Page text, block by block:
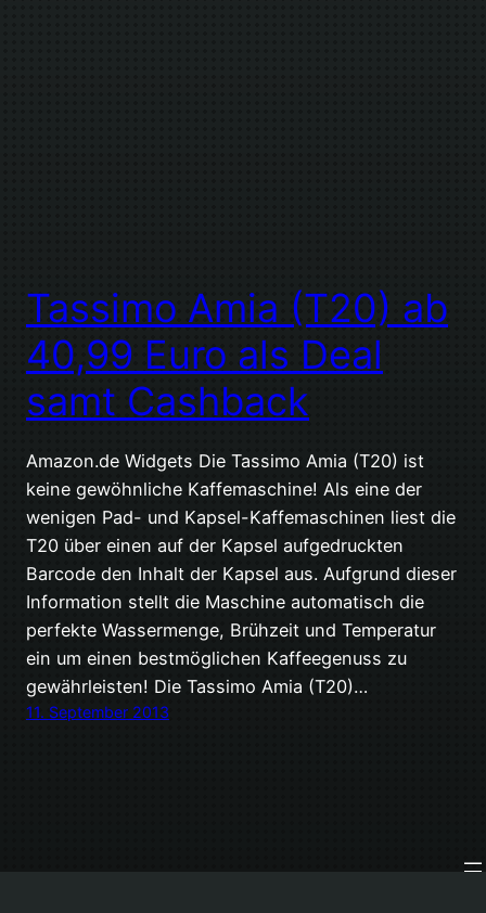
Tassimo Amia (T20) ab
40,99 Euro als Deal
samt Cashback
Amazon.de Widgets Die Tassimo Amia (T20) ist
keine gewöhnliche Kaffemaschine! Als eine der
wenigen Pad- und Kapsel-Kaffemaschinen liest die
T20 über einen auf der Kapsel aufgedruckten
Barcode den Inhalt der Kapsel aus. Aufgrund dieser
Information stellt die Maschine automatisch die
perfekte Wassermenge, Brühzeit und Temperatur
ein um einen bestmöglichen Kaffeegenuss zu
gewährleisten! Die Tassimo Amia (T20)…
11. September 2013